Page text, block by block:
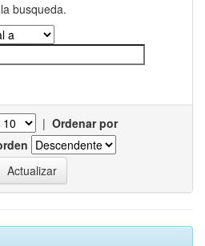
busqueda.
| Ordenar por